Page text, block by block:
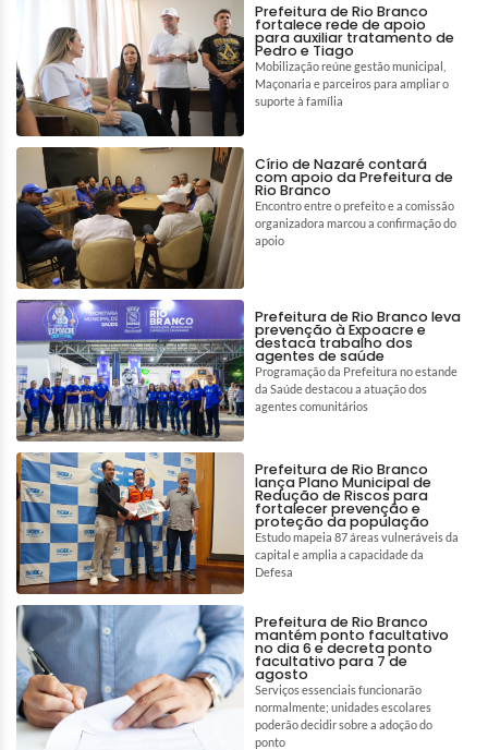
Prefeitura de Rio Branco
fortalece rede de apoio
para auxiliar tratamento de
Pedro e Tiago
Mobilização reúne gestão municipal,
Maçonaria e parceiros para ampliar o
suporte à família
Círio de Nazaré contará
com apoio da Prefeitura de
Rio Branco
Encontro entre o prefeito e a comissão
organizadora marcou a confirmação do
apoio
Prefeitura de Rio Branco leva
prevenção à Expoacre e
destaca trabalho dos
agentes de saúde
Programação da Prefeitura no estande
da Saúde destacou a atuação dos
agentes comunitários
Prefeitura de Rio Branco
lança Plano Municipal de
Redução de Riscos para
fortalecer prevenção e
proteção da população
Estudo mapeia 87 áreas vulneráveis da
capital e amplia a capacidade da
Defesa
Prefeitura de Rio Branco
mantém ponto facultativo
no dia 6 e decreta ponto
facultativo para 7 de
agosto
Serviços essenciais funcionarão
normalmente; unidades escolares
poderão decidir sobre a adoção do
ponto